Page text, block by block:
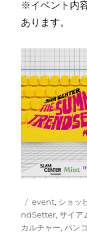
※イベント内
あります。
投
稿
日:
カ
テ
ゴ
event, ショッ
ndSetter,サイア
カルチャー, バン